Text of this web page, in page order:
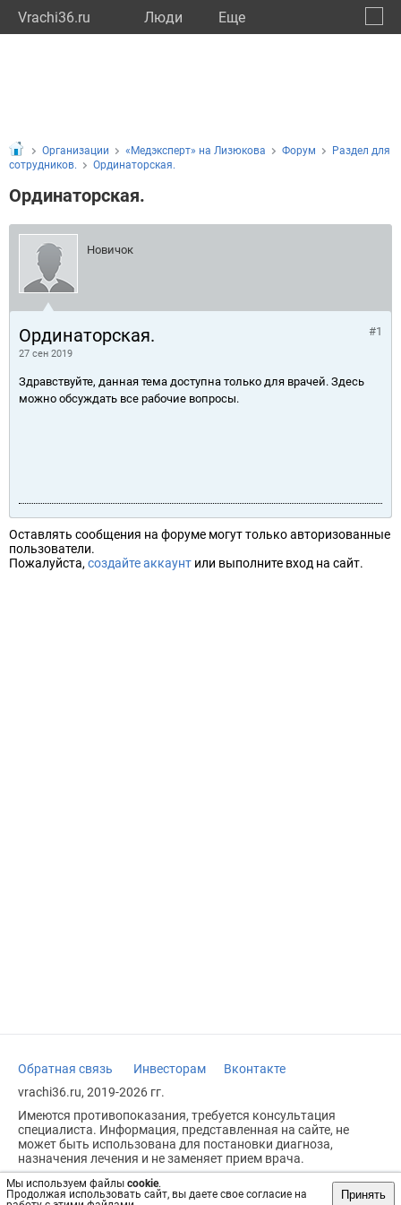
Vrachi36.ru Люди Eще
Мы используем файлы cookie.
Продолжая использовать сайт, вы даете свое согласие на
Принять
Организации «Медэксперт» на Лизюкова Форум
Раздел для
сотрудников.
Ординаторская.
Ординаторская.
Новичок
Ординаторская.
27 сен 2019
#1
Здравствуйте, данная тема доступна только для врачей. Здесь
можно обсуждать все рабочие вопросы.
Оставлять сообщения на форуме могут только авторизованные
пользователи.
Пожалуйста, создайте аккаунт или выполните вход на сайт.
Обратная связь Инвесторам
Вконтакте
vrachi36.ru, 2019-2026 гг.
Имеются противопоказания, требуется консультация
специалиста. Информация, представленная на сайте, не
может быть использована для постановки диагноза,
назначения лечения и не заменяет прием врача.
Возрастное ограничение: 18+